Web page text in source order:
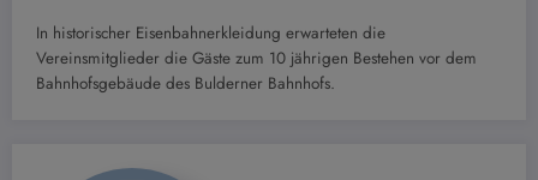
In historischer Eisenbahnerkleidung erwarteten die
Vereinsmitglieder die Gäste zum 10 jährigen Bestehen vor dem
Bahnhofsgebäude des Bulderner Bahnhofs.